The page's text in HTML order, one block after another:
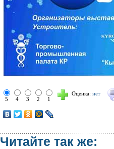
5 4 3 2 1
Оценка: нет
Читайте так же: